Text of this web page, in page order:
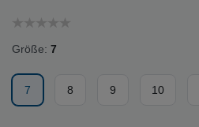
Größe: 7
7 8 9 10